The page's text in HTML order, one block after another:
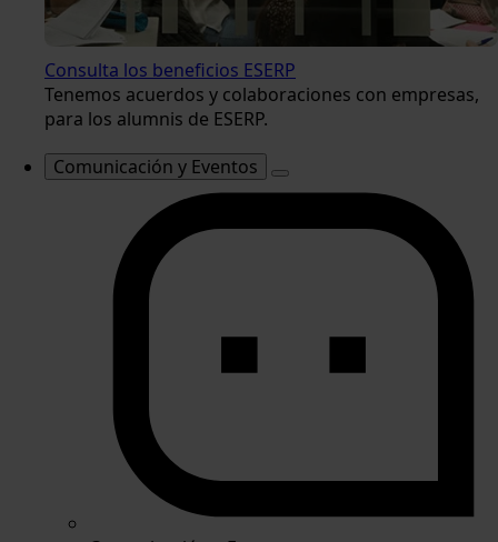
Consulta los beneficios ESERP
Tenemos acuerdos y colaboraciones con empresas,
para los alumnis de ESERP.
Comunicación y Eventos